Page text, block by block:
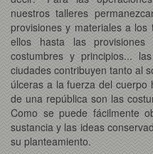
nuestros talleres
provisiones y materiales a
ellos hasta las
costumbres y principios...
ciudades contribuyen tanto al
úlceras a la fuerza del
de una república son las
Como se puede fácilmente
sustancia y las ideas
su planteamiento.